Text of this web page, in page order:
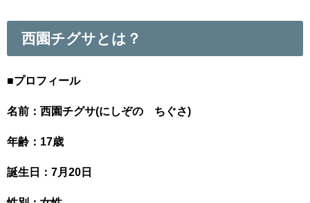
西園チグサとは？
■プロフィール
名前：西園チグサ(にしぞの ちぐさ)
年齢：17歳
誕生日：7月20日